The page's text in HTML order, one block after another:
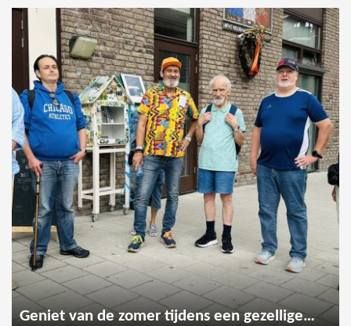
Geniet van de zomer tijdens een gezellige wandeling